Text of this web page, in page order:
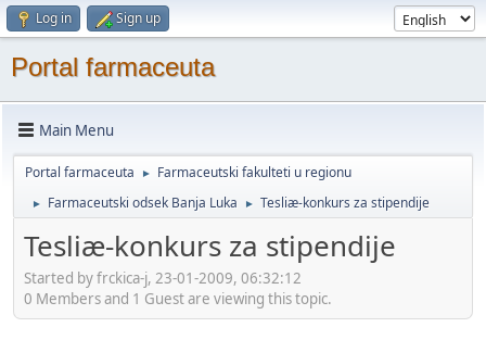
Log in Sign up
Portal farmaceuta
Main Menu
Portal farmaceuta ► Farmaceutski fakulteti u regionu
► Farmaceutski odsek Banja Luka ► Tesliæ-konkurs za stipendije
Tesliæ-konkurs za stipendije
Started by frckica-j, 23-01-2009, 06:32:12
0 Members and 1 Guest are viewing this topic.